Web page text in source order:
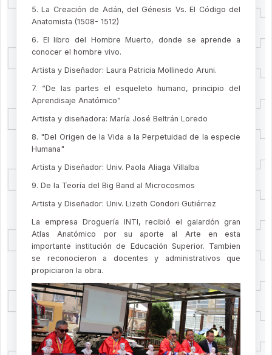
5. La Creación de Adán, del Génesis Vs. El Código del
Anatomista (1508- 1512)
6. El libro del Hombre Muerto, donde se aprende a
conocer el hombre vivo.
Artista y Diseñador: Laura Patricia Mollinedo Aruni.
7. “De las partes el esqueleto humano, principio del
Aprendisaje Anatómico”
Artista y diseñadora: María José Beltrán Loredo
8. "Del Origen de la Vida a la Perpetuidad de la especie
Humana"
Artista y Diseñador: Univ. Paola Aliaga Villalba
9. De la Teoría del Big Band al Microcosmos
Artista y Diseñador: Univ. Lizeth Condori Gutiérrez
La empresa Droguería INTI, recibió el galardón gran
Atlas Anatómico por su aporte al Arte en esta
importante institución de Educación Superior. Tambien
se reconocieron a docentes y administrativos que
propiciaron la obra.